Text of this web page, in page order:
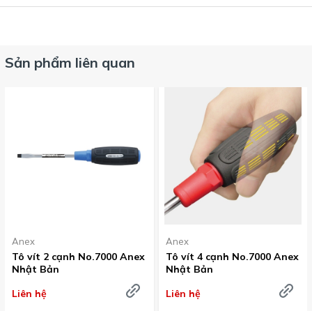
Sản phẩm liên quan
Anex
Tô vít 2 cạnh No.7000 Anex
Nhật Bản
Liên hệ
Anex
Tô vít 4 cạnh No.7000 Anex
Nhật Bản
Liên hệ